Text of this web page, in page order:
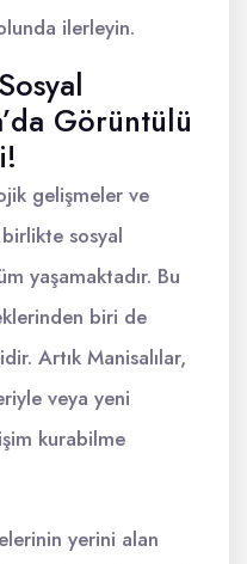
ilerleyin.
Görüntülü
gelişmeler ve
sosyal
yaşamaktadır. Bu
biri de
Artık Manisalılar,
veya yeni
kurabilme
yerini alan